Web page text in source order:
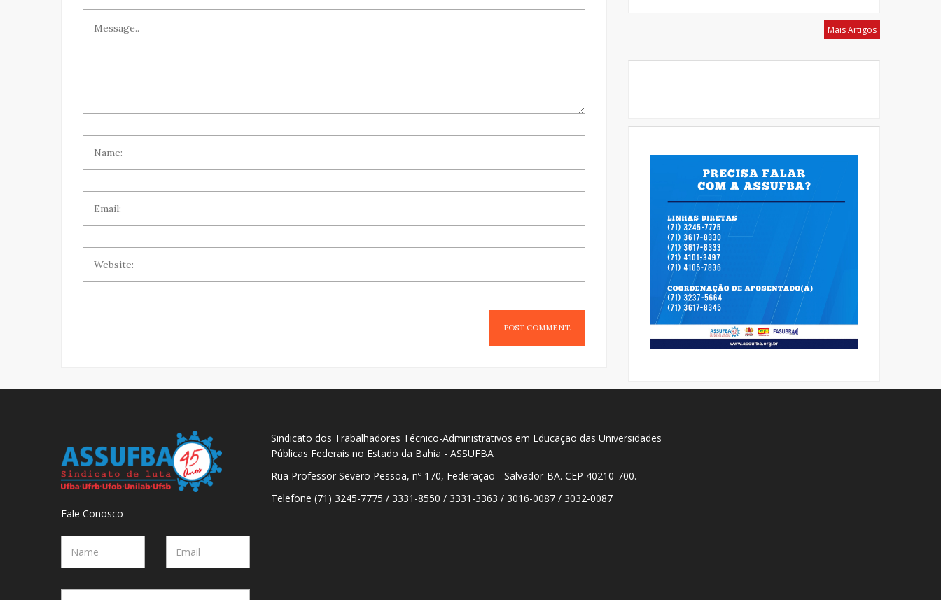
Mais Artigos
Fale Conosco
Sindicato dos Trabalhadores Técnico-Administrativos em Educação das Universidades
Públicas Federais no Estado da Bahia - ASSUFBA
Rua Professor Severo Pessoa, nº 170, Federação - Salvador-BA. CEP 40210-700.
Telefone (71) 3245-7775 / 3331-8550 / 3331-3363 / 3016-0087 / 3032-0087